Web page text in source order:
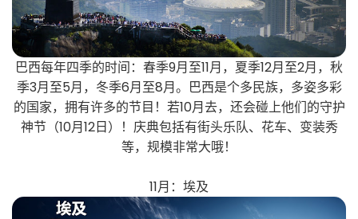
巴西每年四季的时间：春季9月至11月，夏季12月至2月，秋
季3月至5月，冬季6月至8月。巴西是个多民族，多姿多彩
的国家，拥有许多的节目！若10月去，还会碰上他们的守护
神节（10月12日）！庆典包括有街头乐队、花车、变装秀
等，规模非常大哦！
11月：埃及